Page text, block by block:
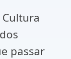
passar